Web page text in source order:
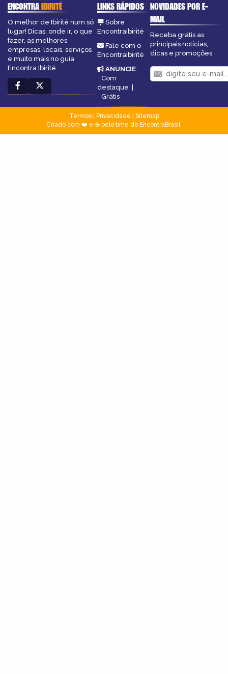
ENCONTRAIBIRITÉ
O melhor de Ibirité num só
lugar! Dicas, onde ir, o que
fazer, as melhores
empresas, locais, serviços
e muito mais no guia
Encontra Ibirité.
LINKS RÁPIDOS
Sobre
EncontraIbirité
Fale com o
EncontraIbirité
ANUNCIE:
Com
destaque
Grátis
NOVIDADES POR E-
MAIL
Receba grátis as
principais notícias,
dicas e promoções
Termos| Privacidade
Sitemap
Criado com ❤️ e ☕ pelo time do EncontraBrasil